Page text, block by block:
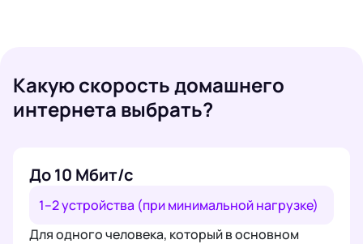
Какую скорость домашнего
интернета выбрать?
До 10 Мбит/с
1–2 устройства (при минимальной нагрузке)
Для одного человека, который в основном